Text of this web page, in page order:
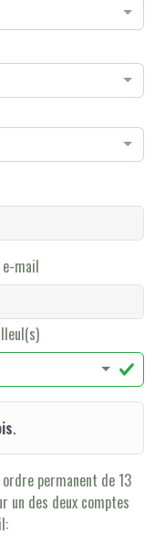
mail
.
permanent de 13
un des deux comptes